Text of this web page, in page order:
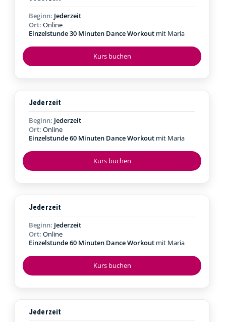
Kurs buchen
Beginn: Jederzeit
Ort: Online
Einzelstunde 30 Minuten Dance Workout mit Maria
Kurs buchen
Jederzeit
Beginn: Jederzeit
Ort: Online
Einzelstunde 60 Minuten Dance Workout mit Maria
Kurs buchen
Jederzeit
Beginn: Jederzeit
Ort: Online
Einzelstunde 60 Minuten Dance Workout mit Maria
Jederzeit